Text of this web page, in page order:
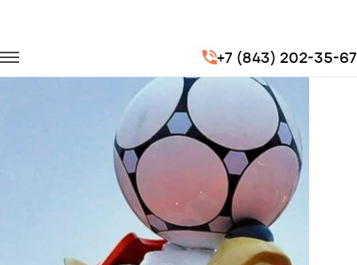
+7 (843) 202-35-67
Транспорт для спорта